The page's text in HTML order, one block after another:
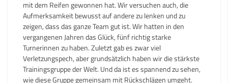
mit dem Reifen gewonnen hat. Wir versuchen auch, die
Aufmerksamkeit bewusst auf andere zu lenken und zu
zeigen, dass das ganze Team gut ist. Wir hatten in den
vergangenen Jahren das Glück, fünf richtig starke
Turnerinnen zu haben. Zuletzt gab es zwar viel
Verletzungspech, aber grundsätzlich haben wir die stärkste
Trainingsgruppe der Welt. Und da ist es spannend zu sehen,
wie diese Gruppe gemeinsam mit Rückschlägen umgeht.